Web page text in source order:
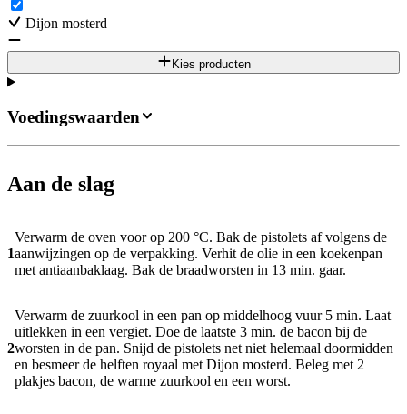
Dijon mosterd
Kies producten
Aan de slag
1
Verwarm de oven voor op 200 °C. Bak de pistolets af volgens de
aanwijzingen op de verpakking. Verhit de olie in een koekenpan
met antiaanbaklaag. Bak de braadworsten in 13 min. gaar.
2
Verwarm de zuurkool in een pan op middelhoog vuur 5 min. Laat
uitlekken in een vergiet. Doe de laatste 3 min. de bacon bij de
worsten in de pan. Snijd de pistolets net niet helemaal doormidden
en besmeer de helften royaal met Dijon mosterd. Beleg met 2
plakjes bacon, de warme zuurkool en een worst.
Voedingswaarden